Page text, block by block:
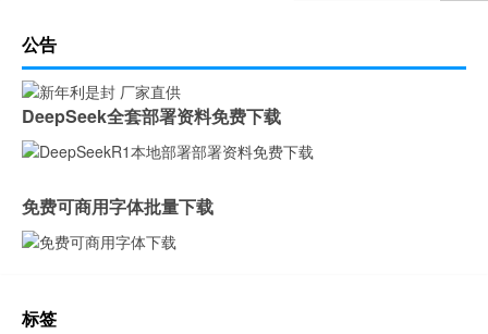
公告
DeepSeek全套部署资料免费下载
免费可商用字体批量下载
标签